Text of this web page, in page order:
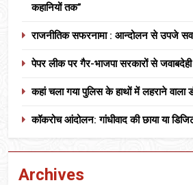
कहानियों तक”
राजनीतिक सफरनामा : आन्दोलन से उपजे
पेपर लीक पर गैर-भाजपा सरकारों से
कहां चला गया पुलिस के हाथों में लहराने वाला
कॉकरोच आंदोलन: गांधीवाद की छाया या
Archives